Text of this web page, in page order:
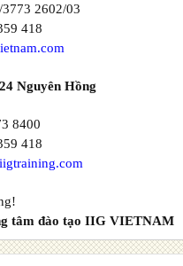
2602/03
418
Nguyên Hồng
8400
418
tâm đào tạo IIG VIETNAM